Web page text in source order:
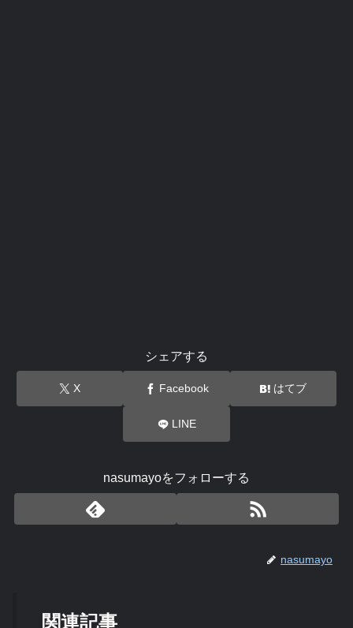
シェアする
X Facebook はてブ
LINE
nasumayoをフォローする
nasumayo
関連記事